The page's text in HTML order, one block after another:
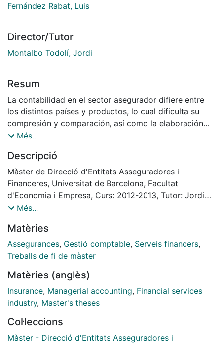
Fernández Rabat, Luis
Director/Tutor
Montalbo Todolí, Jordi
Resum
La contabilidad en el sector asegurador difiere entre
los distintos países y productos, lo cual dificulta su
compresión y comparación, así como la elaboración
de los estados financieros. Desde hace bastante
normas de contabilidad. Los organismos normativos
han estado desarrollando un nuevo marco de
valoración para los contratos de seguros con
opiniones dispares. La reforma de la contabilidad es
una tarea difícil pero necesaria para elaborar unos
confianza en el sector. Se han realizado bastantes
progresos con una amplia aceptación. Sin embargo,
siguen existiendo diferencias de opiniones sobre
Més...
Descripció
Màster de Direcció d'Entitats Asseguradores i
Financeres, Universitat de Barcelona, Facultat
d'Economia i Empresa, Curs: 2012-2013, Tutor: Jordi
Montalbo Todolí
Més...
Matèries
Assegurances, Gestió comptable, Serveis financers,
Treballs de fi de màster
Matèries (anglès)
Insurance, Managerial accounting, Financial services
industry, Master's theses
Col·leccions
Màster - Direcció d'Entitats Asseguradores i